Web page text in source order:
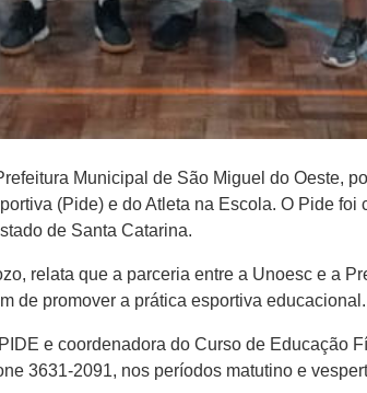
Municipal de São Miguel do Oeste,
(Pide) e do Atleta na Escola. O Pide
de Santa Catarina.
relata que a parceria entre a Unoesc e a
de promover a prática esportiva educacional.
e coordenadora do Curso de Educação
3631-2091, nos períodos matutino e